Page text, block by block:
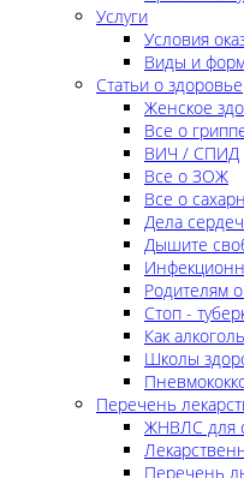
Услуги
Условия
Виды и
Статьи о здоровье
Женское
Все о
ВИЧ / СПИД
Все о ЗОЖ
Все о
Дела
Дышите
Родителям
Стоп -
Как
Школы
Перечень
ЖНВЛС для
Перечень